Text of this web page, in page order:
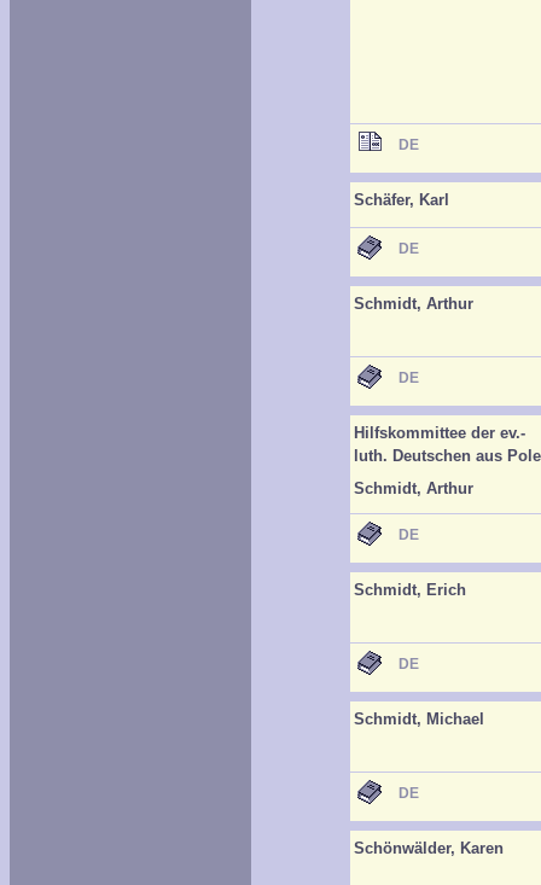
DE
Schäfer, Karl
DE
Schmidt, Arthur
DE
Hilfskommittee der ev.-
luth. Deutschen aus
Schmidt, Arthur
DE
Schmidt, Erich
DE
Schmidt, Michael
DE
Schönwälder, Karen